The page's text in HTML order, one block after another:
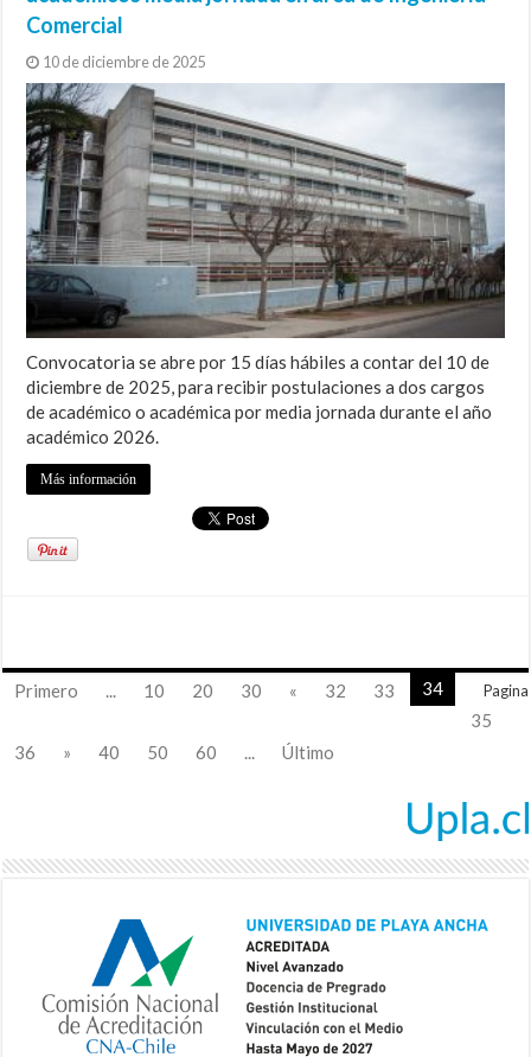
Comercial
10 de diciembre de 2025
Convocatoria se abre por 15 días hábiles a contar del 10 de
diciembre de 2025, para recibir postulaciones a dos cargos
de académico o académica por media jornada durante el año
académico 2026.
Más información
Pagina
Primero ... 10 20 30 « 32 33
34
35
36
» 40 50 60 ... Último